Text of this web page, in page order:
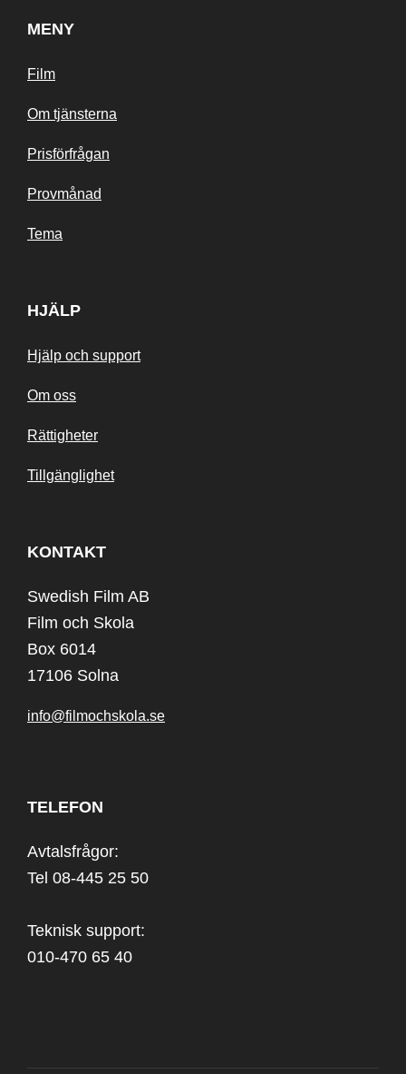
MENY
Film
Om tjänsterna
Prisförfrågan
Provmånad
Tema
HJÄLP
Hjälp och support
Om oss
Rättigheter
Tillgänglighet
KONTAKT
Swedish Film AB
Film och Skola
Box 6014
17106 Solna
info@filmochskola.se
TELEFON
Avtalsfrågor:
Tel 08-445 25 50
Teknisk support:
010-470 65 40